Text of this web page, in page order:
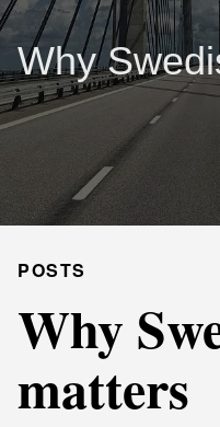
Why
POSTS
Why
matters